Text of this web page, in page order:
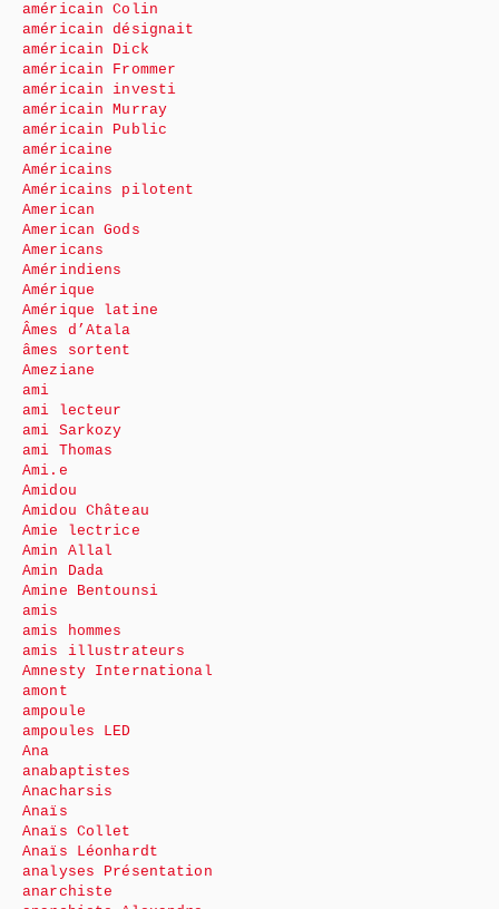
américain Colin
américain désignait
américain Dick
américain Frommer
américain investi
américain Murray
américain Public
américaine
Américains
Américains pilotent
American
American Gods
Americans
Amérindiens
Amérique
Amérique latine
Âmes d’Atala
âmes sortent
Ameziane
ami
ami lecteur
ami Sarkozy
ami Thomas
Ami.e
Amidou
Amidou Château
Amie lectrice
Amin Allal
Amin Dada
Amine Bentounsi
amis
amis hommes
amis illustrateurs
Amnesty International
amont
ampoule
ampoules LED
Ana
anabaptistes
Anacharsis
Anaïs
Anaïs Collet
Anaïs Léonhardt
analyses Présentation
anarchiste